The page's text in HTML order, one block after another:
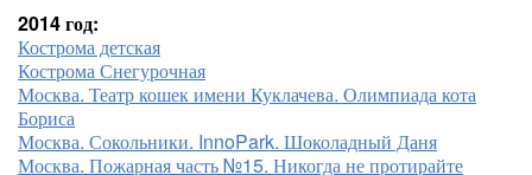
2014 год:
Кострома детская
Кострома Снегурочная
Москва. Театр кошек имени Куклачева. Олимпиада кота
Бориса
Москва. Сокольники. InnoPark. Шоколадный Даня
Москва. Пожарная часть №15. Никогда не протирайте